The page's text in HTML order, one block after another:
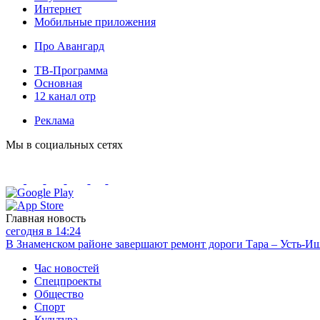
Интернет
Мобильные приложения
Про Авангард
ТВ-Программа
Основная
12 канал отр
Реклама
Мы в социальных сетях
Главная новость
сегодня в 14:24
В Знаменском районе завершают ремонт дороги Тара – Усть-
Час новостей
Спецпроекты
Общество
Спорт